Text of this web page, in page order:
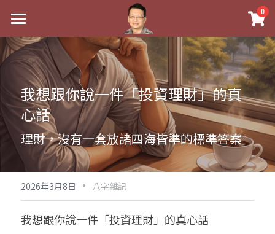
0
最新消息
關於我
實體經營
祖傳命理
手工印鑑
課程介紹
五行八字學
後天派陽宅
Blog
黃金會員專區
八字雜記
試閱專區
Podcast聽書
線上學苑
我想跟你說一件「投資理財」的真
心話
理財，沒有一套放諸四海皆準的標準答案
2026年3月8日 · 八字雜記
我想跟你說一件「投資理財」的真心話
×
商品分類
八字線上完整班
科學八字推理PDF
《十神高階實戰錄》完整典藏版
1美元超值PDF